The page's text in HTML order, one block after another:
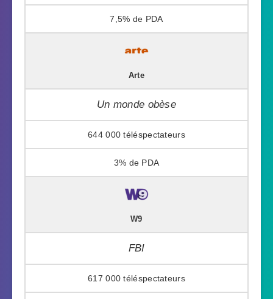
7,5%
Arte
Un monde obèse
644 000
3%
W9
FBI
617 000